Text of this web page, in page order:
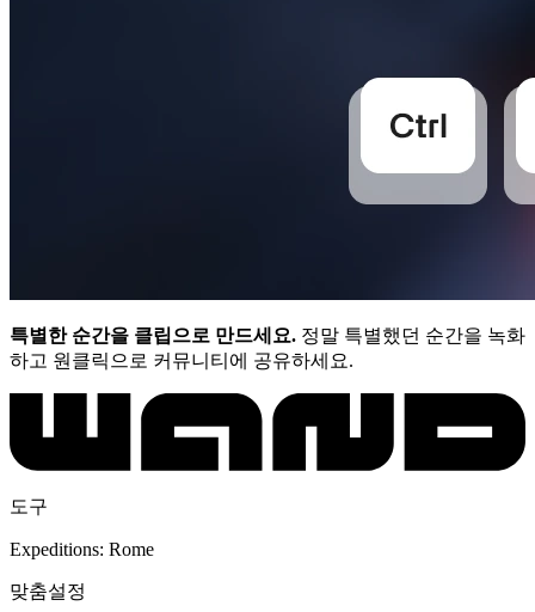
특별한 순간을 클립으로 만드세요. 정말 특별했던 순간을 녹화
하고 원클릭으로 커뮤니티에 공유하세요.
도구
Expeditions: Rome
맞춤설정